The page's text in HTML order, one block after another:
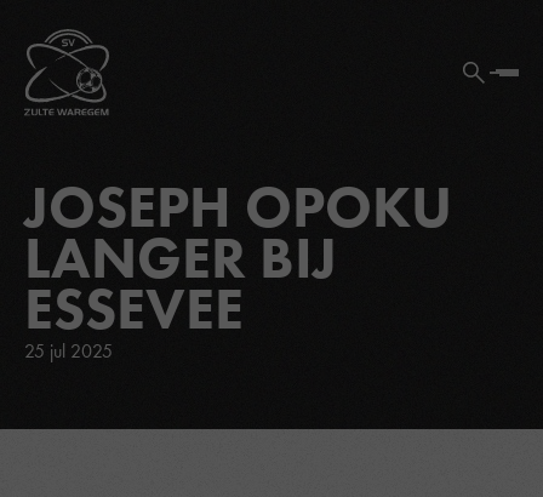
JOSEPH OPOKU
LANGER BIJ
ESSEVEE
25 jul 2025